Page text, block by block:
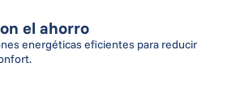
el ahorro
energéticas eficientes para reducir